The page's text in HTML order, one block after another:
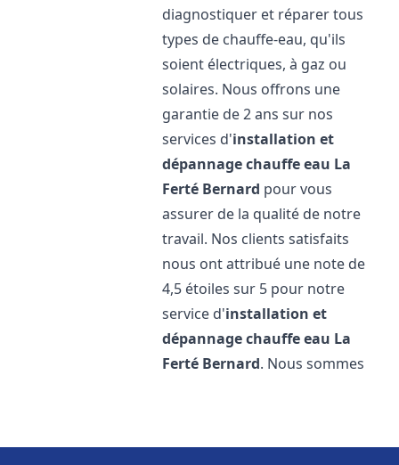
diagnostiquer et réparer tous
types de chauffe-eau, qu'ils
soient électriques, à gaz ou
solaires. Nous offrons une
garantie de 2 ans sur nos
services d'installation et
dépannage chauffe eau La
Ferté Bernard pour vous
assurer de la qualité de notre
travail. Nos clients satisfaits
nous ont attribué une note de
4,5 étoiles sur 5 pour notre
service d'installation et
dépannage chauffe eau La
Ferté Bernard. Nous sommes